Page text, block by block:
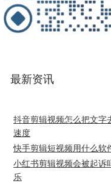
最新资讯
抖音剪辑视频怎么把文字
速度
快手剪辑短视频用什么软
小红书剪辑视频会被起诉
乐